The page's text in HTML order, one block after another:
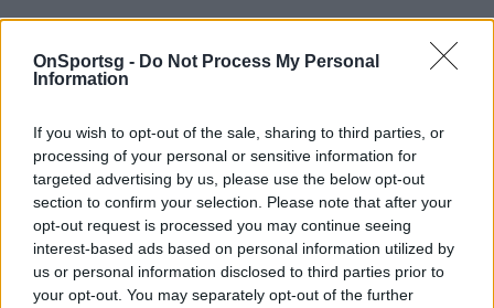
OnSportsg - Do Not Process My Personal
Information
If you wish to opt-out of the sale, sharing to third parties, or
processing of your personal or sensitive information for
targeted advertising by us, please use the below opt-out
section to confirm your selection. Please note that after your
opt-out request is processed you may continue seeing
interest-based ads based on personal information utilized by
us or personal information disclosed to third parties prior to
your opt-out. You may separately opt-out of the further
ελεύθερα, μια δική τους μουσική σύνθεση,
είτε
υπό τη μορφή instrumental
αισθητική, την έμπνευση και τις γνώσεις τους.
Στη συνέχεια,θα πρέπει να δηλώσουν το
ενδιαφέρονγια συμμετοχή τους στον
διαγωνισμό, συμπληρώνοντας τηφόρμα
επικοινωνίας εδώ: https://bit.ly/2V4DyvM!
Η σύνθεση πρέπει να αποσταλεί στο e-mail